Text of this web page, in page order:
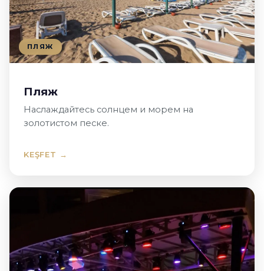
ПЛЯЖ
Пляж
Наслаждайтесь солнцем и морем на
золотистом песке.
KEŞFET →